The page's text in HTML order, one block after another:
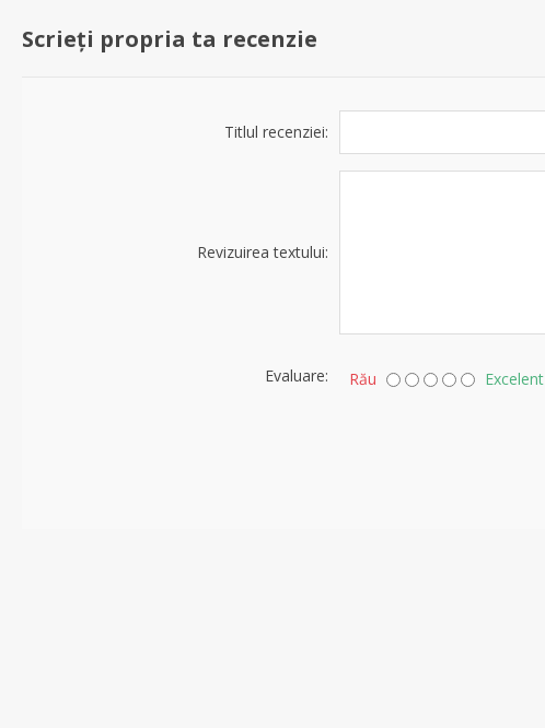
Scrieți propria ta recenzie
Titlul recenziei:
Revizuirea textului:
Evaluare: Rău Excelent